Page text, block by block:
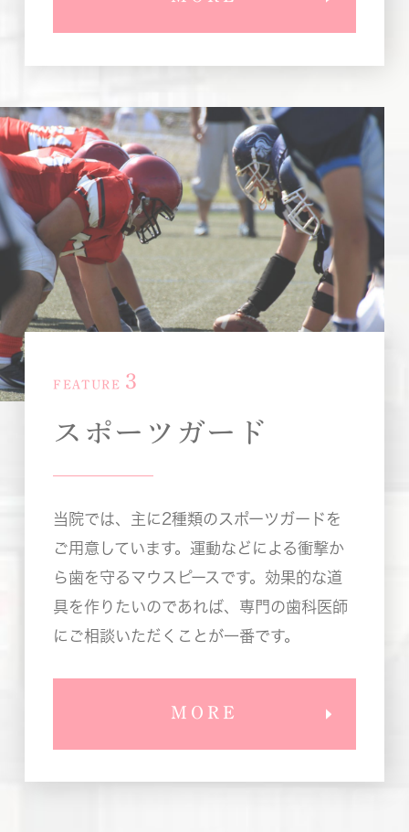
FEATURE 3
スポーツガード
当院では、主に2種類のスポーツガードを
ご用意しています。運動などによる衝撃か
ら歯を守るマウスピースです。効果的な道
具を作りたいのであれば、専門の歯科医師
にご相談いただくことが一番です。
MORE